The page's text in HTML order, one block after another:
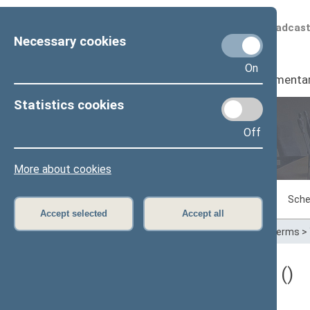
Necessary cookies
On
Statistics cookies
Off
More about cookies
Accept selected Accept all
Scheduled
Seimas I
Sitting in progress Plenary sittings
Home>Plenary sittings>Parliamentary terms >
Darbotvarkės klausimas ()